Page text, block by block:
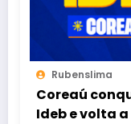
Rubenslima
Coreaú
Ideb e volta